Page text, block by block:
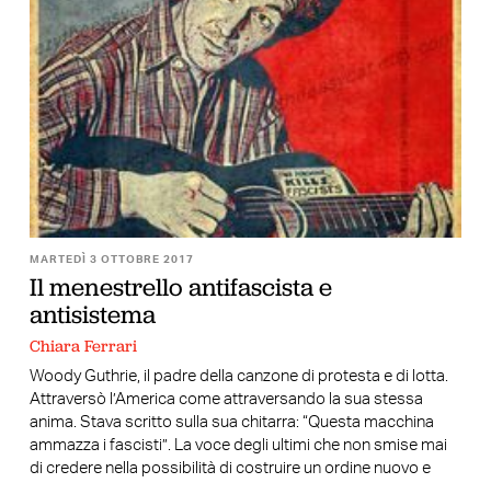
MARTEDÌ 3 OTTOBRE 2017
Il menestrello antifascista e
antisistema
Chiara Ferrari
Woody Guthrie, il padre della canzone di protesta e di lotta.
Attraversò l’America come attraversando la sua stessa
anima. Stava scritto sulla sua chitarra: “Questa macchina
ammazza i fascisti”. La voce degli ultimi che non smise mai
di credere nella possibilità di costruire un ordine nuovo e